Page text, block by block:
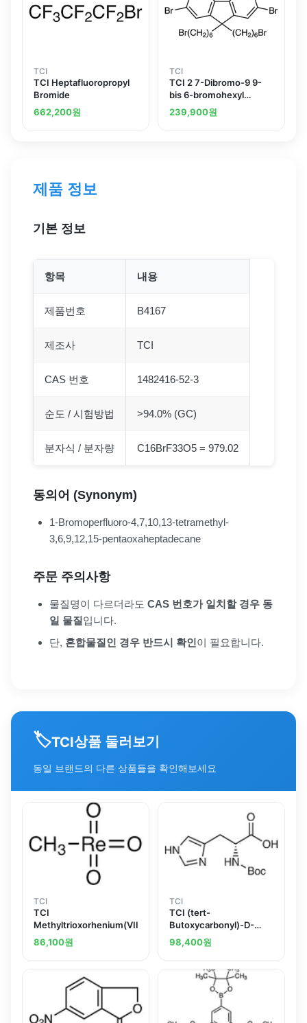
TCI
TCI Heptafluoropropyl
Bromide
662,200원
TCI
TCI 2 7-Dibromo-9 9-
bis 6-bromohexyl
fluorene
239,900원
제품 정보
기본 정보
항목 내용
제품번호 B4167
제조사 TCI
CAS 번호 1482416-52-3
순도 / 시험방법 >94.0% (GC)
분자식 / 분자량 C16BrF33O5 = 979.02
동의어 (Synonym)
1-Bromoperfluoro-4,7,10,13-tetramethyl-
3,6,9,12,15-pentaoxaheptadecane
주문 주의사항
물질명이 다르더라도 CAS 번호가 일치할 경우 동
일 물질입니다.
단, 혼합물질인 경우 반드시 확인이 필요합니다.
🏷️TCI상품 둘러보기
동일 브랜드의 다른 상품들을 확인해보세요
TCI
TCI
Methyltrioxorhenium(VII)
86,100원
TCI
TCI (tert-
Butoxycarbonyl)-D-
histidine
98,400원